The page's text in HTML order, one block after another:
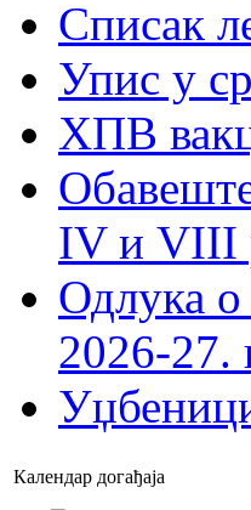
Списак
Упис у
ХПВ
IV и VIII
Одлука о
2026-27.
Календар догађаја